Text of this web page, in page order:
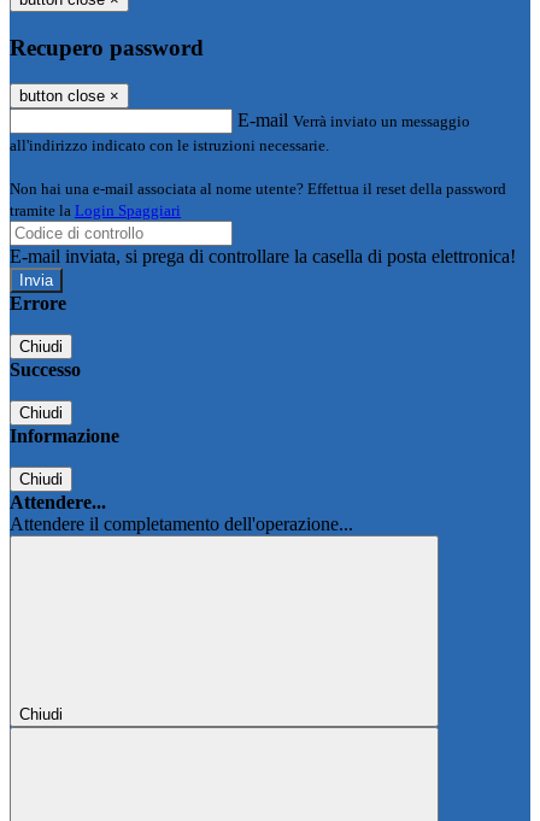
Recupero password
button close ×
E-mail Verrà inviato un messaggio
all'indirizzo indicato con le istruzioni necessarie.
Non hai una e-mail associata al nome utente? Effettua il reset della password
tramite la Login Spaggiari
E-mail inviata, si prega di controllare la casella di posta elettronica!
Errore
Chiudi
Successo
Chiudi
Informazione
Chiudi
Attendere...
Attendere il completamento dell'operazione...
Chiudi